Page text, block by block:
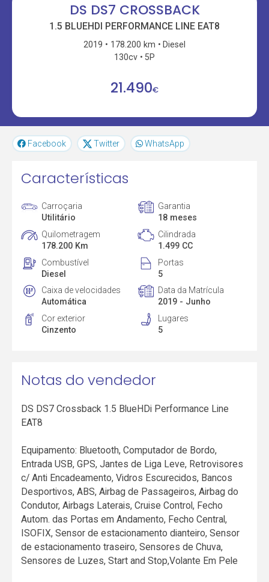
DS DS7 CROSSBACK
1.5 BLUEHDI PERFORMANCE LINE EAT8
2019 178.200 km
Diesel
130cv
5P
21.490€
Facebook Twitter WhatsApp
Características
Carroçaria
Utilitário
Garantia
18 meses
Quilometragem
178.200 Km
Cilindrada
1.499 CC
Combustível
Diesel
Portas
5
Caixa de velocidades
Automática
Data da Matrícula
2019 - Junho
Cor exterior
Cinzento
Lugares
5
Notas do vendedor
DS DS7 Crossback 1.5 BlueHDi Performance Line
EAT8
Equipamento: Bluetooth, Computador de Bordo,
Entrada USB, GPS, Jantes de Liga Leve, Retrovisores
c/ Anti Encadeamento, Vidros Escurecidos, Bancos
Desportivos, ABS, Airbag de Passageiros, Airbag do
Condutor, Airbags Laterais, Cruise Control, Fecho
Autom. das Portas em Andamento, Fecho Central,
ISOFIX, Sensor de estacionamento dianteiro, Sensor
de estacionamento traseiro, Sensores de Chuva,
Sensores de Luzes, Start and Stop,Volante Em Pele